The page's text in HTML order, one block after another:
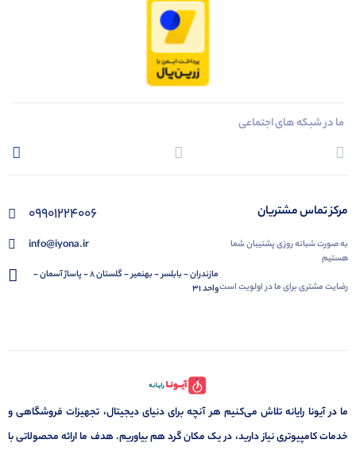
ما در شبکه های اجتماعی
مرکز تماس مشتریان
به صورت شبانه روزی پشتیبان شما
هستیم
رضایت مشتری برای ما در اولویت است
09901224006
info@iyona.ir
مازندران - بابلسر - بهنمیر - گلستان 8 - پاساژ آسمان -
واحد 31
ما در آیونا رایانه تلاش می‌کنیم هر آنچه برای دنیای دیجیتال، تجهیزات فروشگاهی و
خدمات کامپیوتری نیاز دارید، در یک مکان گرد هم بیاوریم. هدف ما ارائه محصولاتی با